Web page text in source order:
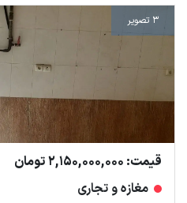
3 تصویر
قیمت: 2,150,000,000 تومان
مغازه و تجاری